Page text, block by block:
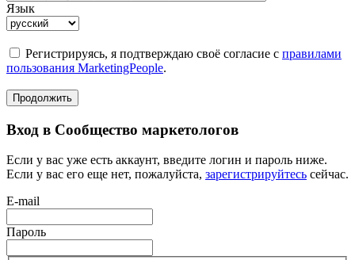
Язык
Регистрируясь, я подтверждаю своё согласие с правилами
пользования MarketingPeople.
Продолжить
Вход в Сообщество маркетологов
Если у вас уже есть аккаунт, введите логин и пароль ниже.
Если у вас его еще нет, пожалуйста, зарегистрируйтесь сейчас.
E-mail
Пароль